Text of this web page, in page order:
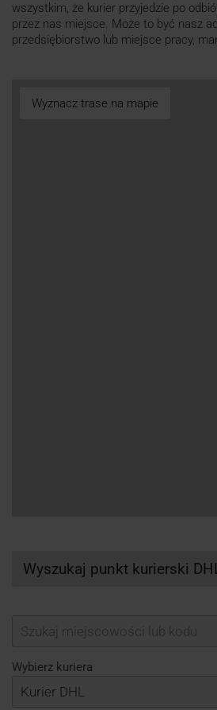
wszystkim, że kurier przyjedzie po
przez nas miejsce. Może to być nasz
przedsiębiorstwo lub miejsce pracy,
Wyznacz trase na mapie
Wyszukaj punkt kurierski
Wybierz kuriera